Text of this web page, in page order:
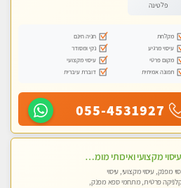
פלטינה
מקלחת
חניה חינם
עיסוי מרגיע
נקי ומסודר
מקום פרטי
עיסוי מקצועי
תמונה אמיתית
דוברת עיברית
055-4531927
לעיסוי מקצועי ואיכותי מומלץ מאוד!! ממתינה לך שתגיע מעסה פרטית-ללא מין !!
מפנק, עיסוי מקצועי, עיסוי
פרטית, מתחמי ספא מפנק,